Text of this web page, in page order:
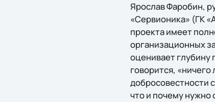
Ярослав Фаробин,
«Сервионика» (ГК
проекта имеет
организационных
оценивает глубину
говорится,
добросовестности
что и почему нужно